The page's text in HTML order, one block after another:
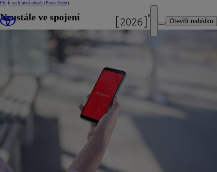
Přejít na hlavní obsah (Press Enter)
Otevřít nabídku
Neustále ve spojení